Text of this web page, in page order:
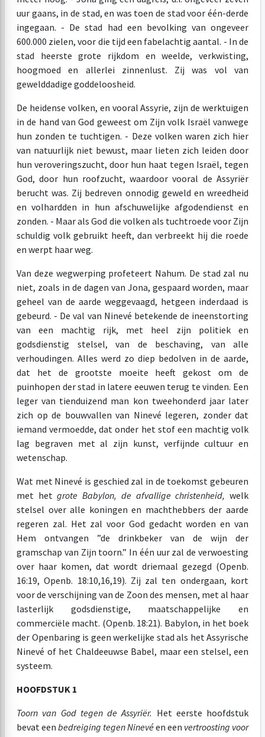
uur gaans, in de stad, en was toen de stad voor één-derde
ingegaan. - De stad had een bevolking van ongeveer
600.000 zielen, voor die tijd een fabelachtig aantal. - In de
stad heerste grote rijkdom en weelde, verkwisting,
hoogmoed en allerlei zinnenlust. Zij was vol van
gewelddadige goddeloosheid.
De heidense volken, en vooral Assyrie, zijn de werktuigen
in de hand van God geweest om Zijn volk Israël vanwege
hun zonden te tuchtigen. - Deze volken waren zich hier
van natuurlijk niet bewust, maar lieten zich leiden door
hun veroveringszucht, door hun haat tegen Israël, tegen
God, door hun roofzucht, waardoor vooral de Assyriër
berucht was. Zij bedreven onnodig geweld en wreedheid
en volhardden in hun afschuwelijke afgodendienst en
zonden. - Maar als God die volken als tuchtroede voor Zijn
schuldig volk gebruikt heeft, dan verbreekt hij die roede
en werpt haar weg.
Van deze wegwerping profeteert Nahum. De stad zal nu
niet, zoals in de dagen van Jona, gespaard worden, maar
geheel van de aarde weggevaagd, hetgeen inderdaad is
gebeurd. - De val van Ninevé betekende de ineenstorting
van een machtig rijk, met heel zijn politiek en
godsdienstig stelsel, van de beschaving, van alle
verhoudingen. Alles werd zo diep bedolven in de aarde,
dat het de grootste moeite heeft gekost om de
puinhopen der stad in latere eeuwen terug te vinden. Een
leger van tienduizend man kon tweehonderd jaar later
zich op de bouwvallen van Ninevé legeren, zonder dat
iemand vermoedde, dat onder het stof een machtig volk
lag begraven met al zijn kunst, verfijnde cultuur en
wetenschap.
Wat met Ninevé is geschied zal in de toekomst gebeuren
met hetgrote Babylon, de afvallige christenheid,welk
stelsel over alle koningen en machthebbers der aarde
regeren zal. Het zal voor God gedacht worden en van
Hem ontvangen ”de drinkbeker van de wijn der
gramschap van Zijn toorn.” In één uur zal de verwoesting
over haar komen, dat wordt driemaal gezegd (Openb.
16:19, Openb. 18:10,16,19). Zij zal ten ondergaan, kort
voor de verschijning van de Zoon des mensen, met al haar
lasterlijk godsdienstige, maatschappelijke en
commerciële macht. (Openb. 18:21). Babylon, in het boek
der Openbaring is geen werkelijke stad als het Assyrische
Ninevé of het Chaldeeuwse Babel, maar een stelsel, een
systeem.
HOOFDSTUK 1
Toorn van God tegen de Assyriër. Het eerste hoofdstuk
bevat een bedreiging tegen Ninevéen een vertroosting voor